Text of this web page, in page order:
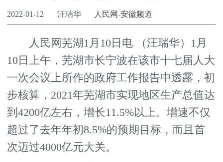
2022-01-12 汪瑞华 人民网-安徽频道
人民网芜湖1月10日电 （汪瑞华）1月
10日上午，芜湖市长宁波在该市十七届人大
一次会议上所作的政府工作报告中透露，初
步核算，2021年芜湖市实现地区生产总值达
到4200亿左右，增长11.5%以上。增速不仅
超过了去年年初8.5%的预期目标，而且首
次迈过4000亿元大关。